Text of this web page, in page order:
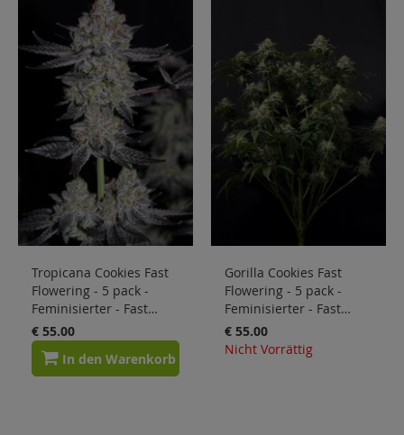
Tropicana Cookies Fast
Flowering - 5 pack -
Feminisierter - Fast
Buds Seeds
€ 55.00
In den Warenkorb
Gorilla Cookies Fast
Flowering - 5 pack -
Feminisierter - Fast
Buds Seeds
€ 55.00
Nicht Vorrättig